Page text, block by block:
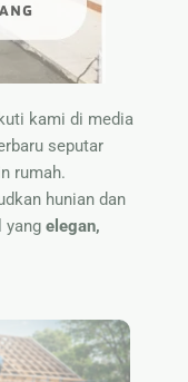
kami di media
seputar
rumah.
hunian dan
yangelegan,